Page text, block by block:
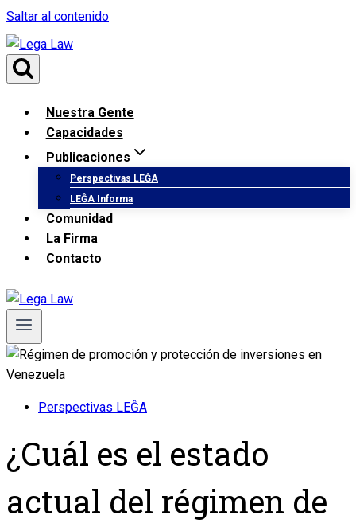
Saltar al contenido
Nuestra Gente
Capacidades
Publicaciones
Perspectivas LEĜA
LEĜA Informa
Comunidad
La Firma
Contacto
Perspectivas LEĜA
¿Cuál es el estado
actual del régimen de